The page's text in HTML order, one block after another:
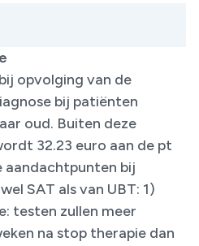
opvolging van de
bij patiënten
oud. Buiten deze
32.23 euro aan de pt
aandachtpunten bij
SAT als van UBT: 1)
testen zullen meer
na stop therapie dan